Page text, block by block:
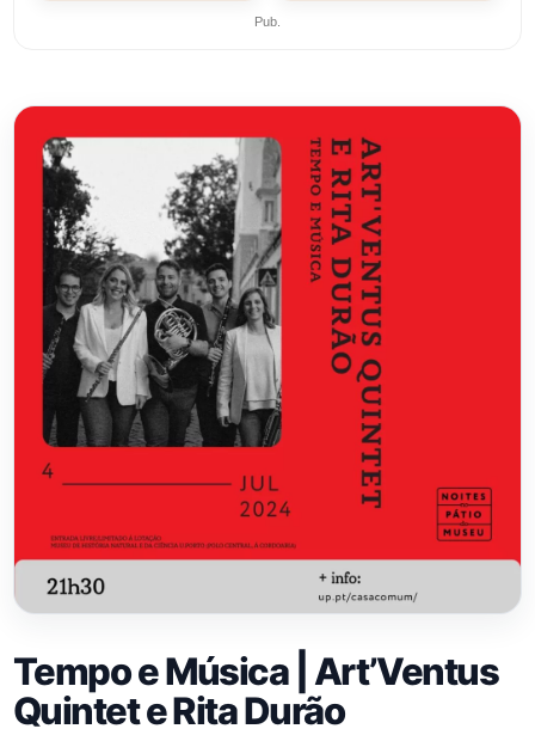
Pub.
Tempo e Música | Art’Ventus
Quintet e Rita Durão